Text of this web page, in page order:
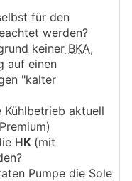
im Luftstrom
über den
nach
abkühlen.
für die
eben nur die
Viel höher als
aber auch
der
für den
werden?
keiner BKA,
auf einen
"kalter
Kühlbetrieb aktuell
HK (mit
Pumpe die Sole